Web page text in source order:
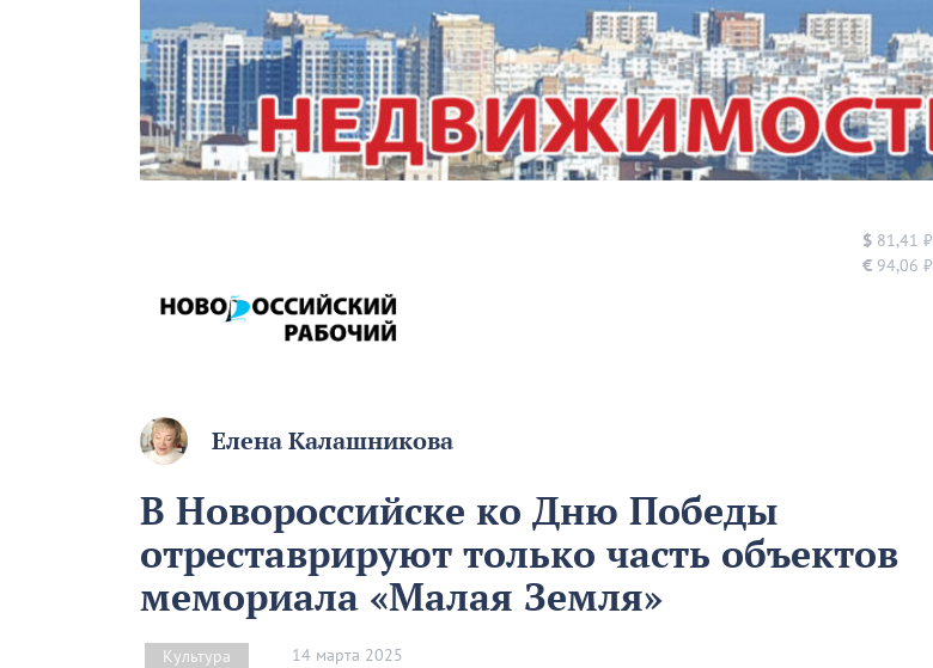
$ 81,41 ₽
€ 94,06 ₽
Елена Калашникова
В Новороссийске ко Дню Победы
отреставрируют только часть объектов
мемориала «Малая Земля»
Культура 14 марта 2025